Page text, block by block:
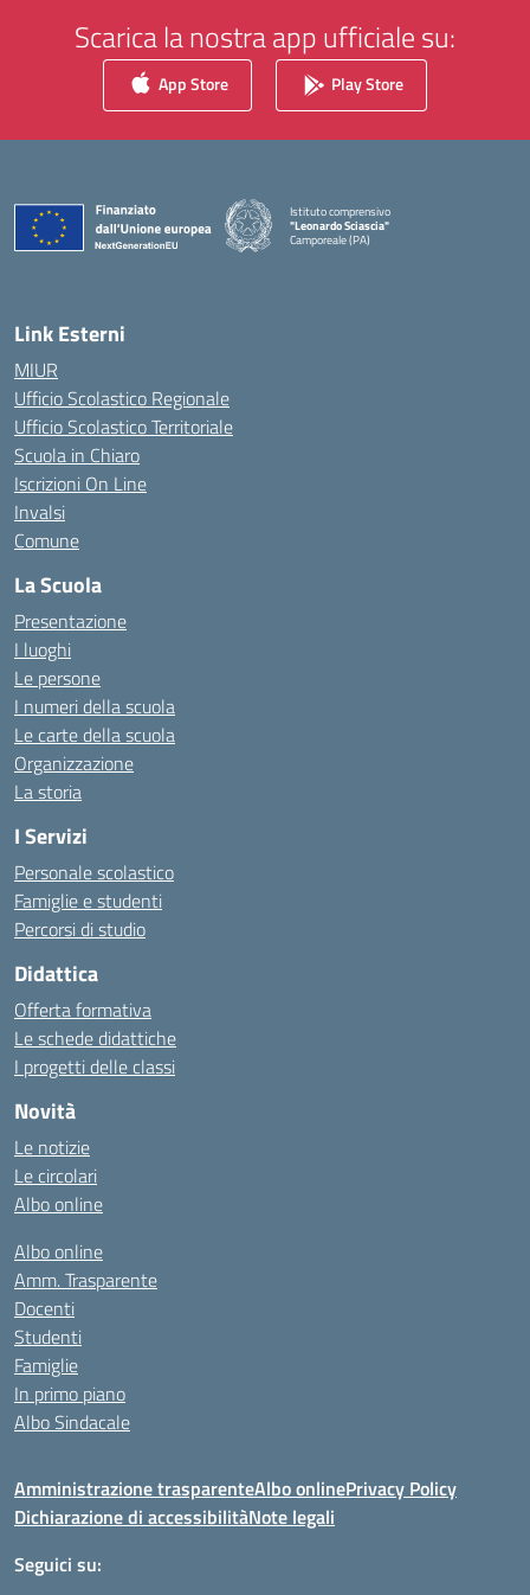
Scarica la nostra app ufficiale su:
App Store Play Store
Istituto comprensivo
"Leonardo Sciascia"
Camporeale (PA)
— Visita la pagina iniziale della scuola
Link Esterni
MIUR
Ufficio Scolastico Regionale
Ufficio Scolastico Territoriale
Scuola in Chiaro
Iscrizioni On Line
Invalsi
Comune
La Scuola
Presentazione
I luoghi
Le persone
I numeri della scuola
Le carte della scuola
Organizzazione
La storia
I Servizi
Personale scolastico
Famiglie e studenti
Percorsi di studio
Didattica
Offerta formativa
Le schede didattiche
I progetti delle classi
Novità
Le notizie
Le circolari
Albo online
Albo online
Amm. Trasparente
Docenti
Studenti
Famiglie
In primo piano
Albo Sindacale
Amministrazione trasparenteAlbo onlinePrivacy Policy
Dichiarazione di accessibilitàNote legali
Seguici su: